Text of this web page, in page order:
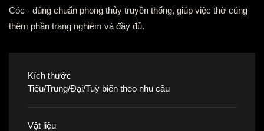
Cóc - đúng chuẩn phong thủy truyền thống, giúp việc thờ cúng
thêm phần trang nghiêm và đầy đủ.
Kích thước
Tiểu/Trung/Đại/Tuỳ biến theo nhu cầu
Vật liệu